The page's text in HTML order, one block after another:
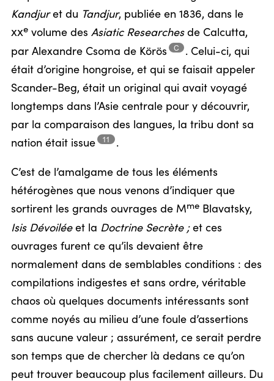
Kandjuret du Tandjur, publiée en 1836, dans le
xxe volume des Asiatic Researchesde Calcutta,
par Alexandre Csoma de Körös C .Celui-ci, qui
était d’origine hongroise, et qui se faisait appeler
Scander-Beg, était un original qui avait voyagé
longtemps dans l’Asie centrale pour y découvrir,
par la comparaison des langues, la tribu dont sa
nation était issue 11 .
C’est de l’amalgame de tous les éléments
hétérogènes que nous venons d’indiquer que
sortirent les grands ouvrages de Mme Blavatsky,
Isis Dévoiléeet la Doctrine Secrète ;et ces
ouvrages furent ce qu’ils devaient être
normalement dans de semblables conditions : des
compilations indigestes et sans ordre, véritable
chaos où quelques documents intéressants sont
comme noyés au milieu d’une foule d’assertions
sans aucune valeur ; assurément, ce serait perdre
son temps que de chercher là dedans ce qu’on
peut trouver beaucoup plus facilement ailleurs. Du